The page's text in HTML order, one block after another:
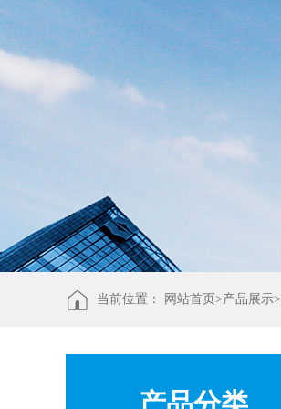
当前位置： 网站首页>产品展示>